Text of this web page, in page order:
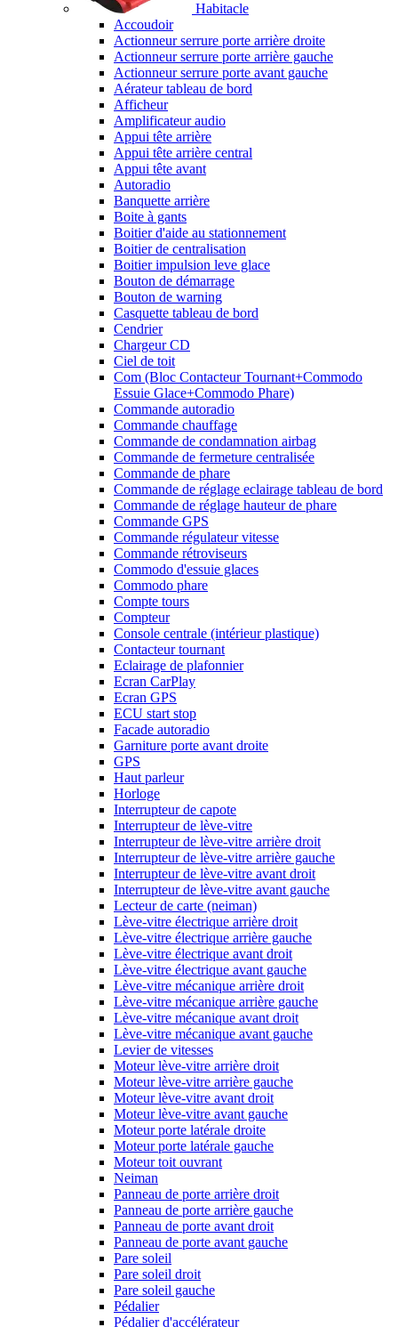
Habitacle
Accoudoir
Actionneur serrure porte arrière droite
Actionneur serrure porte arrière gauche
Actionneur serrure porte avant gauche
Aérateur tableau de bord
Afficheur
Amplificateur audio
Appui tête arrière
Appui tête arrière central
Appui tête avant
Autoradio
Banquette arrière
Boite à gants
Boitier d'aide au stationnement
Boitier de centralisation
Boitier impulsion leve glace
Bouton de démarrage
Bouton de warning
Casquette tableau de bord
Cendrier
Chargeur CD
Ciel de toit
Com (Bloc Contacteur Tournant+Commodo
Essuie Glace+Commodo Phare)
Commande autoradio
Commande chauffage
Commande de condamnation airbag
Commande de fermeture centralisée
Commande de phare
Commande de réglage eclairage tableau de bord
Commande de réglage hauteur de phare
Commande GPS
Commande régulateur vitesse
Commande rétroviseurs
Commodo d'essuie glaces
Commodo phare
Compte tours
Compteur
Console centrale (intérieur plastique)
Contacteur tournant
Eclairage de plafonnier
Ecran CarPlay
Ecran GPS
ECU start stop
Facade autoradio
Garniture porte avant droite
GPS
Haut parleur
Horloge
Interrupteur de capote
Interrupteur de lève-vitre
Interrupteur de lève-vitre arrière droit
Interrupteur de lève-vitre arrière gauche
Interrupteur de lève-vitre avant droit
Interrupteur de lève-vitre avant gauche
Lecteur de carte (neiman)
Lève-vitre électrique arrière droit
Lève-vitre électrique arrière gauche
Lève-vitre électrique avant droit
Lève-vitre électrique avant gauche
Lève-vitre mécanique arrière droit
Lève-vitre mécanique arrière gauche
Lève-vitre mécanique avant droit
Lève-vitre mécanique avant gauche
Levier de vitesses
Moteur lève-vitre arrière droit
Moteur lève-vitre arrière gauche
Moteur lève-vitre avant droit
Moteur lève-vitre avant gauche
Moteur porte latérale droite
Moteur porte latérale gauche
Moteur toit ouvrant
Neiman
Panneau de porte arrière droit
Panneau de porte arrière gauche
Panneau de porte avant droit
Panneau de porte avant gauche
Pare soleil
Pare soleil droit
Pare soleil gauche
Pédalier
Pédalier d'accélérateur